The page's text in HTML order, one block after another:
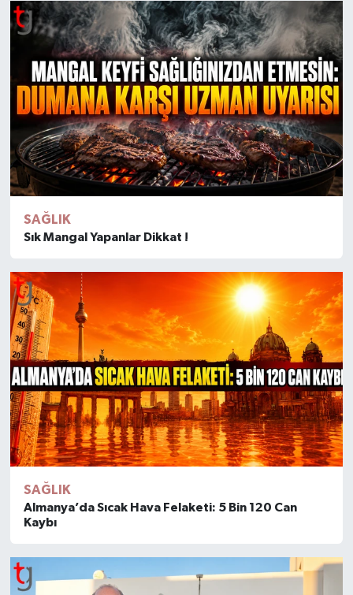
SAĞLIK
Sık Mangal Yapanlar Dikkat !
SAĞLIK
Almanya’da Sıcak Hava Felaketi: 5 Bin 120 Can
Kaybı